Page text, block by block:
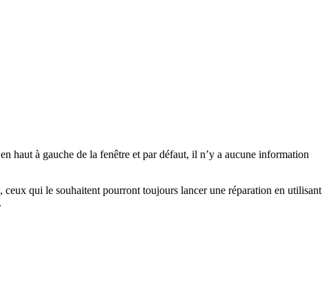
haut à gauche de la fenêtre et par défaut, il n’y a aucune information
qui le souhaitent pourront toujours lancer une réparation en utilisant